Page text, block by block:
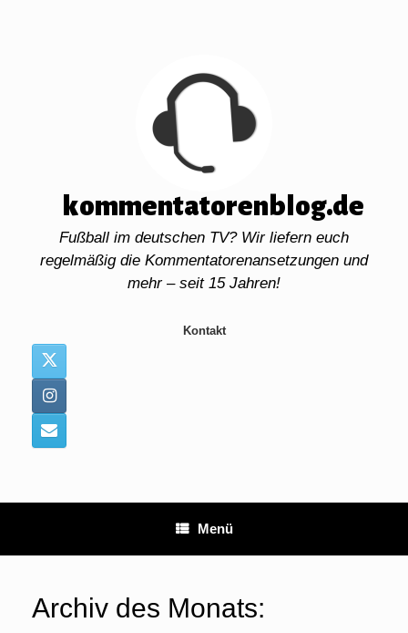
kommentatorenblog.de
Fußball im deutschen TV? Wir liefern euch
regelmäßig die Kommentatorenansetzungen und
mehr – seit 15 Jahren!
Kontakt
Menü
Archiv des Monats: